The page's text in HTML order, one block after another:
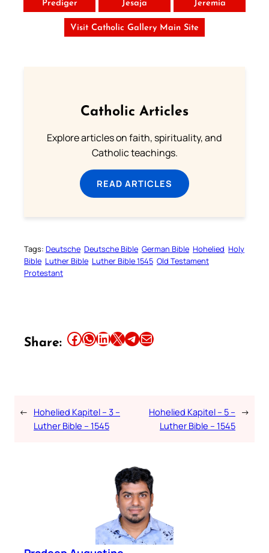
Prediger Jesaja Jeremia
Visit Catholic Gallery Main Site
Catholic Articles
Explore articles on faith, spirituality, and
Catholic teachings.
READ ARTICLES
Tags: Deutsche Deutsche Bible German Bible Hohelied Holy
Bible Luther Bible Luther Bible 1545 Old Testament
Protestant
Share: Share this article on Facebook Share this article on WhatsApp Share this article on LinkedIn Share this article on X Share this article on TelegramEmail this Article
← Hohelied Kapitel – 3 –
Luther Bible – 1545
Hohelied Kapitel – 5 –
Luther Bible – 1545
→